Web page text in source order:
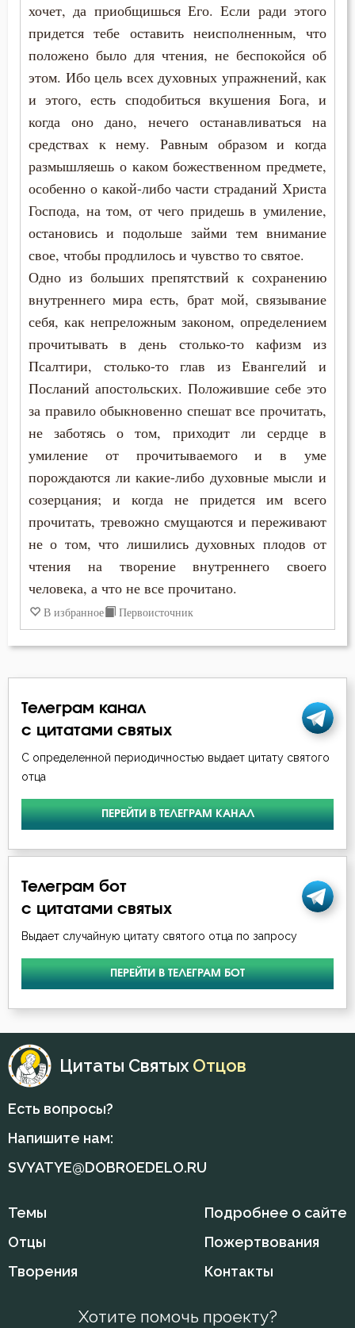
Грех
Дело
Добро
Духовная жизнь
Душа
Заповеди
Искушение в смертный час
Исповедь
Крест
Любовь
Любовь Божия
Милостыня
Молитва
Мысли
Нерадение
Падение
Память
Печаль
Познание себя
Покаяние
Помощь Божия
Празднословие
Макарий Оптинский (Иванов)
Максим Исповедник
Марк Подвижник
Никита Стифат
Никодим Святогорец
Никон Оптинский (Беляев)
Нил Синайский
Серафим Саровский
Симеон Новый Богослов
Феофан Затворник
хочет, да приобщишься Его. Если ради этого
придется тебе оставить неисполненным, что
положено было для чтения, не беспокойся об
этом. Ибо цель всех духовных упражнений, как
и этого, есть сподобиться вкушения Бога, и
когда оно дано, нечего останавливаться на
средствах к нему. Равным образом и когда
размышляешь о каком божественном предмете,
особенно о какой-либо части страданий Христа
Господа, на том, от чего придешь в умиление,
остановись и подольше займи тем внимание
свое, чтобы продлилось и чувство то святое.
Одно из больших препятствий к сохранению
внутреннего мира есть, брат мой, связывание
себя, как непреложным законом, определением
прочитывать в день столько-то кафизм из
Псалтири, столько-то глав из Евангелий и
Посланий апостольских. Положившие себе это
за правило обыкновенно спешат все прочитать,
не заботясь о том, приходит ли сердце в
умиление от прочитываемого и в уме
порождаются ли какие-либо духовные мысли и
созерцания; и когда не придется им всего
прочитать, тревожно смущаются и переживают
не о том, что лишились духовных плодов от
чтения на творение внутреннего своего
человека, а что не все прочитано.
В избранное Первоисточник
Телеграм канал
с цитатами святых
С определенной периодичностью выдает цитату святого
отца
ПЕРЕЙТИ В ТЕЛЕГРАМ КАНАЛ
Телеграм бот
с цитатами святых
Выдает случайную цитату святого отца по запросу
ПЕРЕЙТИ В ТЕЛЕГРАМ БОТ
Цитаты Святых Отцов
Есть вопросы?
Напишите нам:
SVYATYE@DOBROEDELO.RU
Темы
Отцы
Творения
Подробнее о сайте
Пожертвования
Контакты
Хотите помочь проекту?